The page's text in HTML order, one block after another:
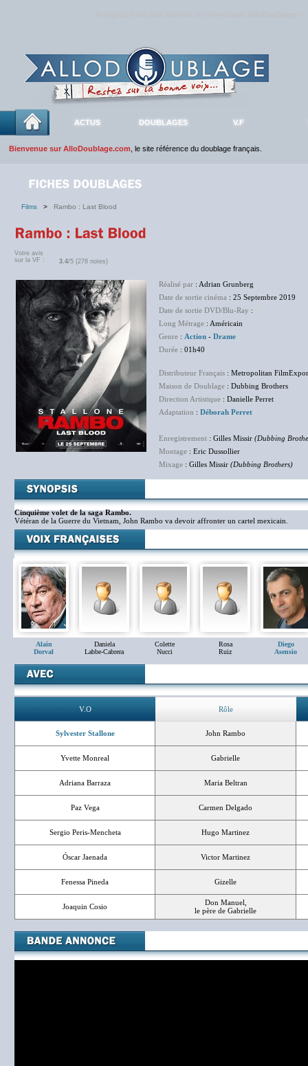
ACTUS DOUBLAGES V.F
Bienvenue sur AlloDoublage.com , le site référence du doublage français.
Films > Rambo : Last Blood
Votre avis
sur la VF :
3.4/5 (278 notes)
Réalisé par : Adrian Grunberg
Date de sortie cinéma : 25 Septembre 2019
Date de sortie DVD/Blu-Ray :
Long Métrage : Américain
Genre : Action - Drame
Durée : 01h40
Distributeur Français : Metropolitan
Maison de Doublage : Dubbing Brothers
Direction Artistique : Danielle Perret
Adaptation : Déborah Perret
Enregistrement : Gilles Missir (Dubbing
Montage : Eric Dussollier
Mixage : Gilles Missir (Dubbing Brothers)
Cinquième volet de la saga Rambo.
Vétéran de la Guerre du Vietnam, John Rambo va devoir affronter un cartel mexicain.
Alain
Dorval
Daniela
Labbe-Cabrera
Colette
Nucci
Rosa
Ruiz
Diego
Asensio
V.O Rôle
Sylvester Stallone John Rambo
Yvette Monreal Gabrielle
Adriana Barraza Maria Beltran
Paz Vega Carmen Delgado
Sergio Peris-Mencheta Hugo Martinez
Óscar Jaenada Victor Martinez
Fenessa Pineda Gizelle
Joaquin Cosio
Don Manuel,
le père de Gabrielle